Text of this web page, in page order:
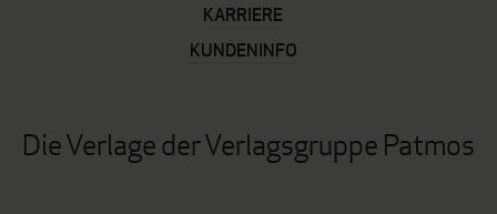
KARRIERE
KUNDENINFO
Die Verlage der Verlagsgruppe Patmos